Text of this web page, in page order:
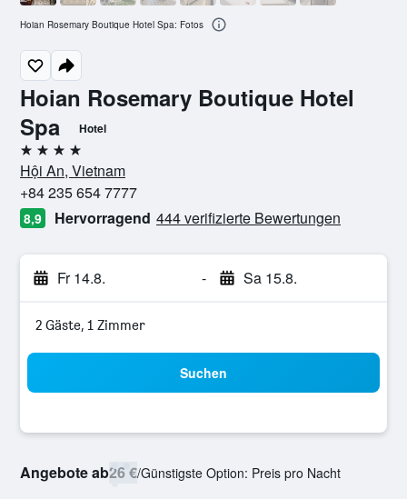
Hoian Rosemary Boutique Hotel
Spa
Hotel
4 Sterne
Hội An, Vietnam
+84 235 654 7777
8,9 Hervorragend 444 verifizierte Bewertungen
Fr 14.8. - Sa 15.8.
2 Gäste, 1 Zimmer
Suchen
Angebote ab26 €/Günstigste Option: Preis pro Nacht
Hoian Rosemary Boutique Hotel Spa: Fotos